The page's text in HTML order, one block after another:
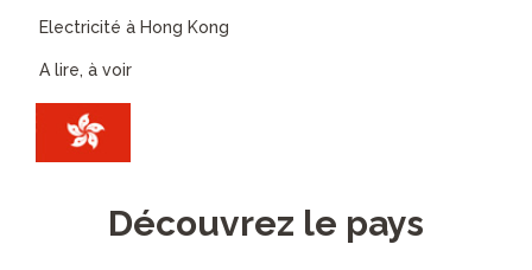
Electricité à Hong Kong
A lire, à voir
Découvrez le pays